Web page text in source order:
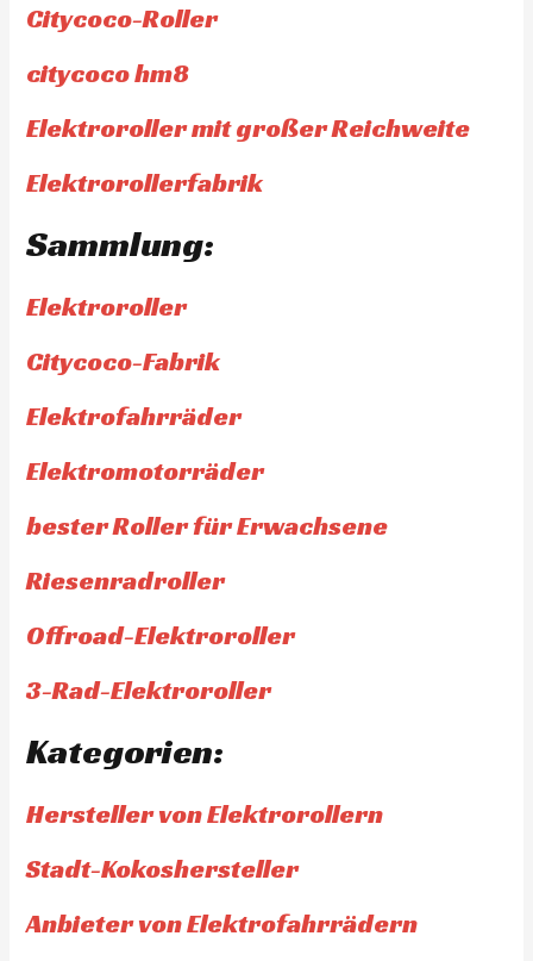
Citycoco-Roller
citycoco hm8
Elektroroller mit großer Reichweite
Elektrorollerfabrik
Sammlung:
Elektroroller
Citycoco-Fabrik
Elektrofahrräder
Elektromotorräder
bester Roller für Erwachsene
Riesenradroller
Offroad-Elektroroller
3-Rad-Elektroroller
Kategorien:
Hersteller von Elektrorollern
Stadt-Kokoshersteller
Anbieter von Elektrofahrrädern